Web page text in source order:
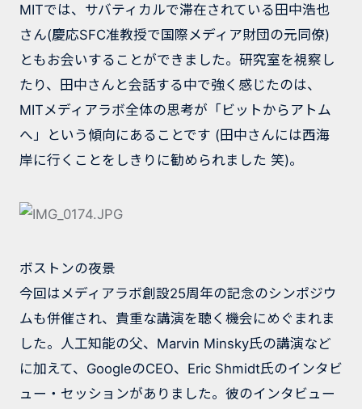
MITでは、サバティカルで滞在されている田中浩也
さん(慶応SFC准教授で国際メディア財団の元同僚)
ともお会いすることができました。研究室を視察し
たり、田中さんと会話する中で強く感じたのは、
MITメディアラボ全体の思考が「ビットからアトム
へ」という傾向にあることです (田中さんには西海
岸に行くことをしきりに勧められました 笑)。
ボストンの夜景
今回はメディアラボ創設25周年の記念のシンポジウ
ムも併催され、貴重な講演を聴く機会にめぐまれま
した。人工知能の父、Marvin Minsky氏の講演など
に加えて、GoogleのCEO、Eric Shmidt氏のインタビ
ュー・セッションがありました。彼のインタビュー